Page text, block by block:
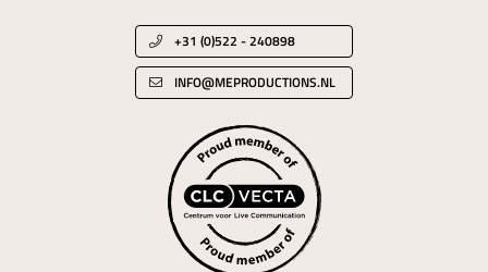
+31 (0)522 - 240898
INFO@MEPRODUCTIONS.NL